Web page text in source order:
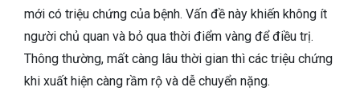
mới có triệu chứng của bệnh. Vấn đề này khiến không ít
người chủ quan và bỏ qua thời điểm vàng để điều trị.
Thông thường, mất càng lâu thời gian thì các triệu chứng
khi xuất hiện càng rầm rộ và dễ chuyển nặng.